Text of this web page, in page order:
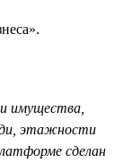
имущества,
этажности
сделан